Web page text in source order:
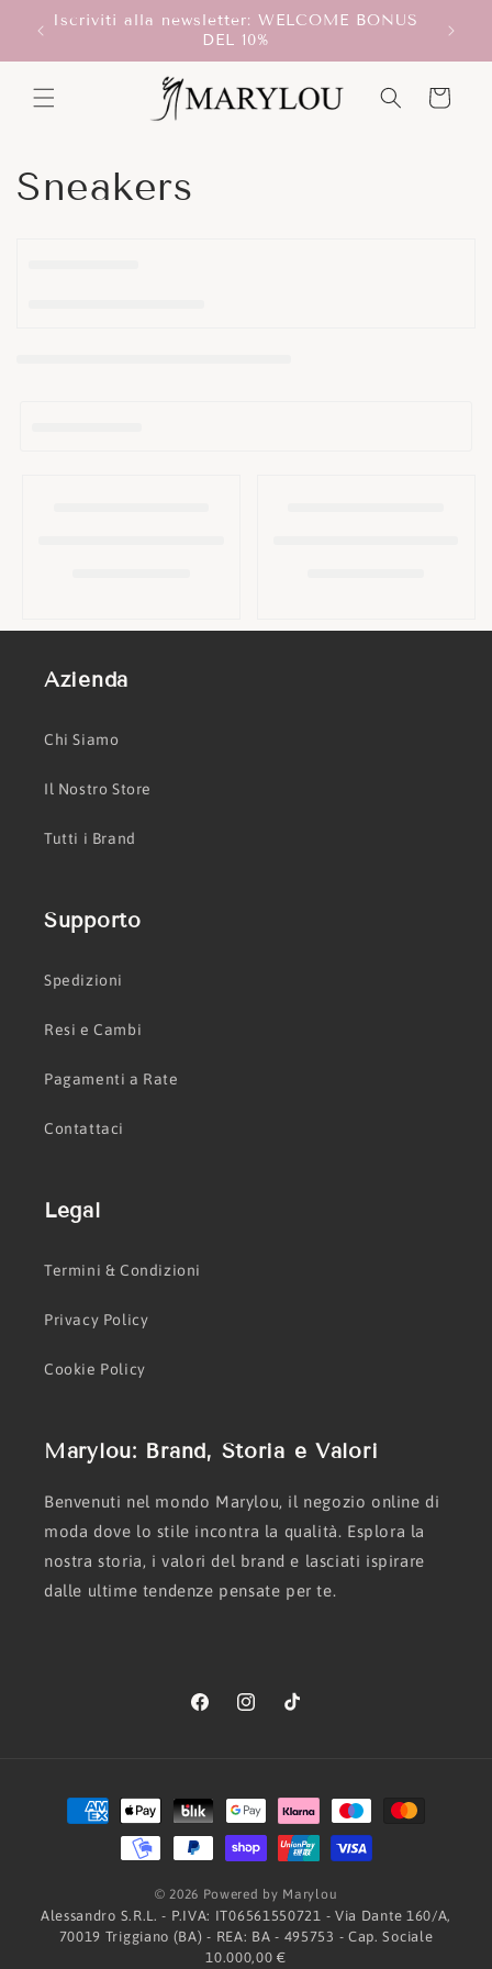
direttamente
Iscriviti alla newsletter: WELCOME BONUS
DEL 10%
Carrello
C
e
Sneakers
Azienda
Chi Siamo
Il Nostro Store
Tutti i Brand
Supporto
Spedizioni
Resi e Cambi
Pagamenti a Rate
Contattaci
Legal
Termini & Condizioni
Privacy Policy
Cookie Policy
Marylou: Brand, Storia e Valori
Benvenuti nel mondo Marylou, il negozio online di
moda dove lo stile incontra la qualità. Esplora la
nostra storia, i valori del brand e lasciati ispirare
dalle ultime tendenze pensate per te.
FacebookInstagramTikTok
Metodi
di
pagamento
© 2026 Powered by Marylou
Alessandro S.R.L. - P.IVA: IT06561550721 - Via Dante 160/A,
70019 Triggiano (BA) - REA: BA - 495753 - Cap. Sociale
10.000,00 €